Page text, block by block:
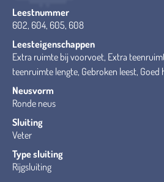
Leestnummer
602, 604, 605, 608
Leesteigenschappen
Extra ruimte bij voorvoet, Extra
teenruimte lengte, Gebroken leest, Goed
Neusvorm
Ronde neus
Sluiting
Veter
Type sluiting
Rijgsluiting